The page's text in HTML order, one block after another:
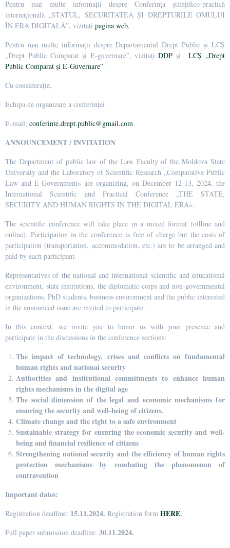
Pentru mai multe informații despre Conferința științifico-practică
internațională „STATUL, SECURITATEA ȘI DREPTURILE OMULUI
ÎN ERA DIGITALĂ”, vizitați pagina web.
Pentru mai multe informații despre Departamentul Drept Public și LCȘ
„Drept Public Comparat și E-guvernare”, vizitațiDDP șiLCȘ „Drept
Public Comparat și E-Guvernare”.
Cu considerație,
Echipa de organizare a conferinței
E-mail: conferinte.drept.public@gmail.com
ANNOUNCEMENT / INVITATION
The Department of public law of the Law Faculty of the Moldova State
University and the Laboratory of Scientific Research „Comparative Public
Law and E-Government» are organizing, on December 12-13, 2024, the
International Scientific and Practical Conference „THE STATE,
SECURITY AND HUMAN RIGHTS IN THE DIGITAL ERA».
The scientific conference will take place in a mixed format (offline and
online). Participation in the conference is free of charge but the costs of
participation (transportation, accommodation, etc.) are to be arranged and
paid by each participant.
Representatives of the national and international scientific and educational
environment, state institutions, the diplomatic corps and non-governmental
organizations, PhD students, business environment and the public interested
in the announced issue are invited to participate.
In this context, we invite you to honor us with your presence and
participate in the discussions in the conference sections:
The impact of technology, crises and conflicts on fundamental
human rights and national security
Authorities and institutional commitments to enhance human
rights mechanisms in the digital age
The social dimension of the legal and economic mechanisms for
ensuring the security and well-being of citizens.
Climate change and the right to a safe environment
Sustainable strategy for ensuring the economic security and well-
being and financial resilience of citizens
Strengthening national security and the efficiency of human rights
protection mechanisms by combating the phenomenon of
contravention
Important dates:
Registration deadline: 15.11.2024. Registration form HERE.
Full paper submission deadline: 30.11.2024.